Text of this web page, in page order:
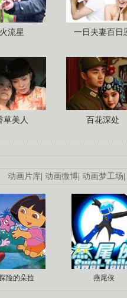
火流星 一日夫妻百日
草美人 百花深处
动画片库 动画微博 动画梦工场
险的朵拉 燕尾侠